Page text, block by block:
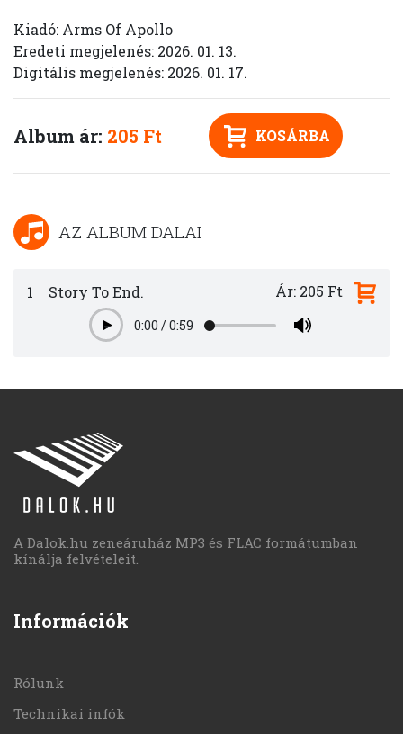
Kiadó: Arms Of Apollo
Eredeti megjelenés: 2026. 01. 13.
Digitális megjelenés: 2026. 01. 17.
Album ár: 205 Ft KOSÁRBA
AZ ALBUM DALAI
1 Story To End.
Play0:00 /0:59
Ár: 205 Ft
A Dalok.hu zeneáruház MP3 és FLAC formátumban
kínálja felvételeit.
Információk
Rólunk
Technikai infók